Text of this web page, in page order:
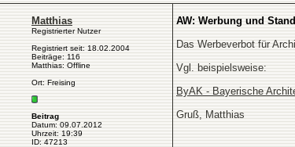
Matthias
Registrierter Nutzer
Registriert seit: 18.02.2004
Beiträge: 116
Matthias: Offline
Ort: Freising
Beitrag
Datum: 09.07.2012
Uhrzeit: 19:39
ID: 47213
AW: Werbung und
Das Werbeverbot für
Vgl. beispielsweise:
ByAK - Bayerische
Gruß, Matthias